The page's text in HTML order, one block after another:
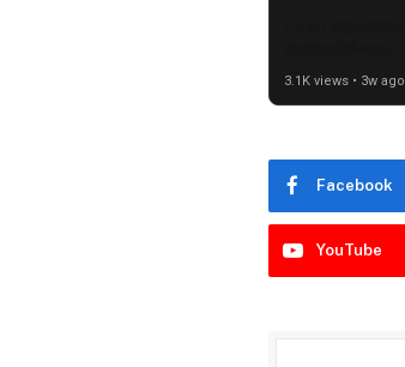
3.1K views • 3w ago
Facebook
YouTube